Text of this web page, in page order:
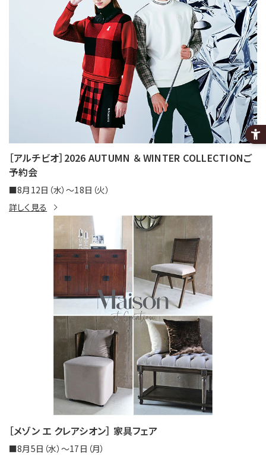
［アルチビオ］2026 AUTUMN ＆ WINTER COLLECTIONご
予約会
■8月12日（水）～18日（火）
詳しく見る
［メゾン エ クレアシオン］ 家具フェア
■8月5日（水）～17日（月）